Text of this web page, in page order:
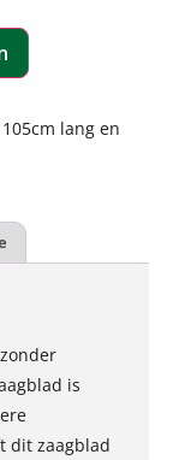
lang en
is
dit zaagblad